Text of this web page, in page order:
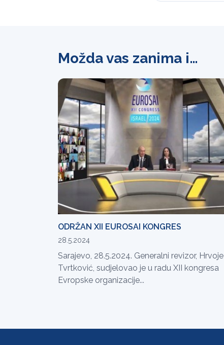
Možda vas zanima i…
ODRŽAN XII EUROSAI KONGRES
28.5.2024
Sarajevo, 28.5.2024. Generalni revizor, Hrvoje
Tvrtković, sudjelovao je u radu XII kongresa
Evropske organizacije...